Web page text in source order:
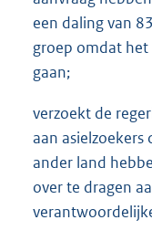
een daling van
groep omdat
gaan;
verzoekt de
aan asielzoekers
ander land
over te dragen